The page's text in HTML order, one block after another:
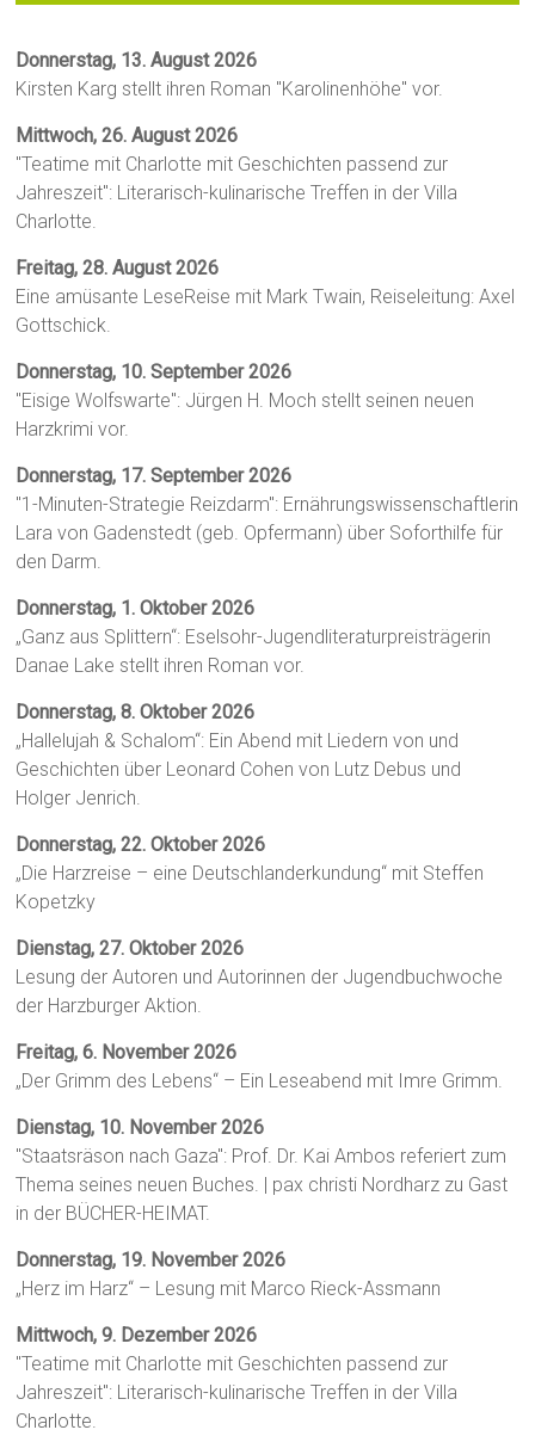
Donnerstag, 13. August 2026
Kirsten Karg stellt ihren Roman "Karolinenhöhe" vor.
Mittwoch, 26. August 2026
"Teatime mit Charlotte mit Geschichten passend zur
Jahreszeit": Literarisch-kulinarische Treffen in der Villa
Charlotte.
Freitag, 28. August 2026
Eine amüsante LeseReise mit Mark Twain, Reiseleitung: Axel
Gottschick.
Donnerstag, 10. September 2026
"Eisige Wolfswarte": Jürgen H. Moch stellt seinen neuen
Harzkrimi vor.
Donnerstag, 17. September 2026
"1-Minuten-Strategie Reizdarm": Ernährungswissenschaftlerin
Lara von Gadenstedt (geb. Opfermann) über Soforthilfe für
den Darm.
Donnerstag, 1. Oktober 2026
„Ganz aus Splittern“: Eselsohr-Jugendliteraturpreisträgerin
Danae Lake stellt ihren Roman vor.
Donnerstag, 8. Oktober 2026
„Hallelujah & Schalom“: Ein Abend mit Liedern von und
Geschichten über Leonard Cohen von Lutz Debus und
Holger Jenrich.
Donnerstag, 22. Oktober 2026
„Die Harzreise – eine Deutschlanderkundung“ mit Steffen
Kopetzky
Dienstag, 27. Oktober 2026
Lesung der Autoren und Autorinnen der Jugendbuchwoche
der Harzburger Aktion.
Freitag, 6. November 2026
„Der Grimm des Lebens“ – Ein Leseabend mit Imre Grimm.
Dienstag, 10. November 2026
"Staatsräson nach Gaza": Prof. Dr. Kai Ambos referiert zum
Thema seines neuen Buches. | pax christi Nordharz zu Gast
in der BÜCHER-HEIMAT.
Donnerstag, 19. November 2026
„Herz im Harz“ – Lesung mit Marco Rieck-Assmann
Mittwoch, 9. Dezember 2026
"Teatime mit Charlotte mit Geschichten passend zur
Jahreszeit": Literarisch-kulinarische Treffen in der Villa
Charlotte.